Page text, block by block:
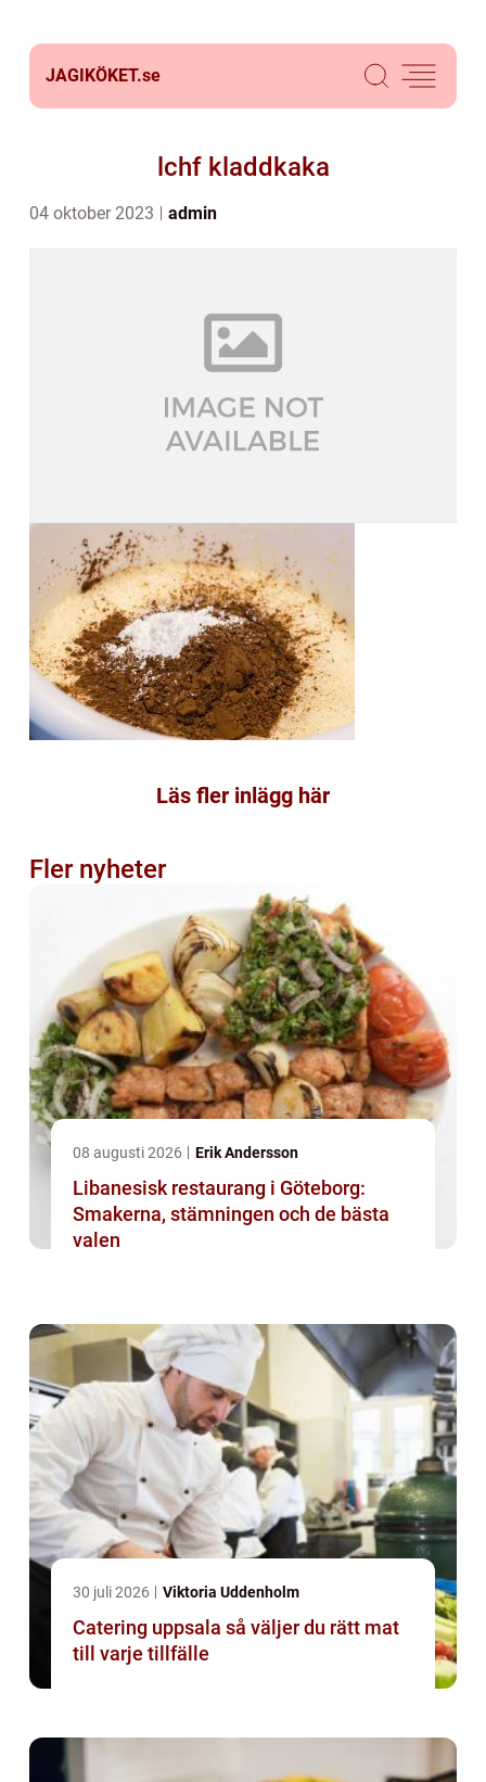
JAGIKÖKET.se
lchf kladdkaka
04 oktober 2023 admin
Läs fler inlägg här
Fler nyheter
08 augusti 2026 Erik Andersson
Libanesisk restaurang i Göteborg:
Smakerna, stämningen och de bästa
valen
30 juli 2026 Viktoria Uddenholm
Catering uppsala så väljer du rätt mat
till varje tillfälle